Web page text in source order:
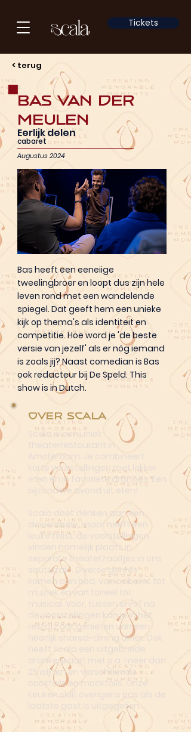
Tickets
< terug
Bas van der
Meulen
Eerlijk delen
cabaret
Augustus 2024
Bas heeft een eeneiige
tweelingbroer en loopt dus zijn hele
leven rond met een wandelende
spiegel. Dat geeft hem een unieke
kijk op thema's als identiteit en
competitie. Hoe word je 'de beste
versie van jezelf' als er nóg iemand
is zoals jij? Naast comedian is Bas
ook redacteur bij De Speld. This
show is in Dutch.
Over Scala
Scala is een uniek
theaterrestaurant in
Amsterdam. Je combineert
korte voorstellingen met lekker
eten én je favoriete drankjes. Een
bijzondere avond uit eten!
Scala doet denken aan een
dinnershow, maar heeft een
leuke twist: de voorstellingen
vinden namelijk plaats in
separate theaterzaaltjes in ons
souterrain. Diverse genres
komen aan bod, van cabaret tot
muziek en van toneel tot
musical. Voor, tussen en/of na
de voorstellingen kan je in het
restaurant genieten van een
heerlijk shared-dining diner. Ook
heeft Scala een uitgebreide
drankenkaart met o.a. meer dan
25 wijnen en verschillende
cocktails en mocktails. Onze
keuken sluit overigens pas als de
laatste gast is uitgegeten.